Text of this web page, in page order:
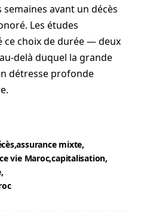
avant un décès
Les études
ce choix de durée — deux
delà duquel la grande
détresse profonde
assurance mixte
vie Maroccapitalisation